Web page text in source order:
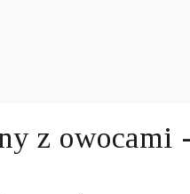
z owocami -